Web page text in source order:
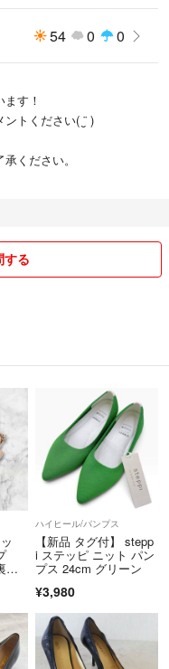
54 0 0
す！
トください( ¨̮ )
ください。
する
張
ハイヒール/パンプス
【新品 タグ付】 stepp
i ステッピ ニット パン
プス 24cm グリーン
¥3,980